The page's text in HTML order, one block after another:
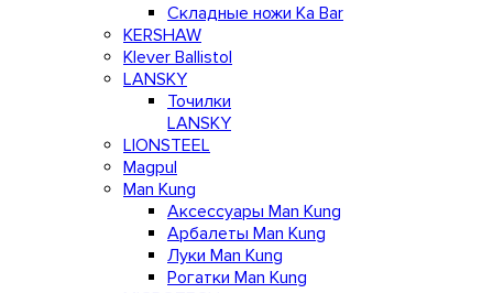
Складные ножи Ka Bar
KERSHAW
Klever Ballistol
LANSKY
Точилки
LANSKY
LIONSTEEL
Magpul
Man Kung
Аксессуары Man Kung
Арбалеты Man Kung
Луки Man Kung
Рогатки Man Kung